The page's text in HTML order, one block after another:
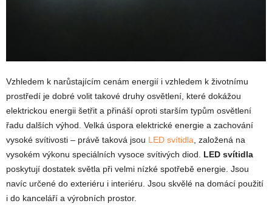
Vzhledem k narůstajícím cenám energií i vzhledem k životnímu
prostředí je dobré volit takové druhy osvětlení, které dokážou
elektrickou energii šetřit a přináší oproti starším typům osvětlení
řadu dalších výhod. Velká úspora elektrické energie a zachování
vysoké svítivosti – právě taková jsou LED svítidla , založená na
vysokém výkonu speciálních vysoce svítivých diod. LED svítidla
poskytují dostatek světla při velmi nízké spotřebě energie. Jsou
navíc určené do exteriéru i interiéru. Jsou skvělé na domácí použití
i do kanceláří a výrobních prostor.